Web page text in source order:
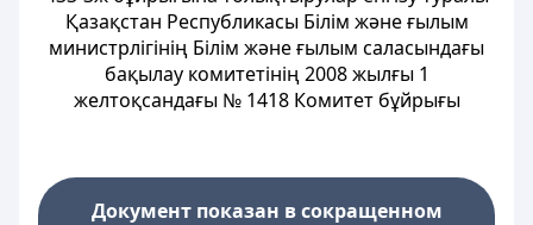
Қазақстан Республикасы Білім және ғылым
министрлігінің Білім және ғылым саласындағы
бақылау комитетінің 2008 жылғы 1
желтоқсандағы № 1418 Комитет бұйрығы
Документ показан в сокращенном